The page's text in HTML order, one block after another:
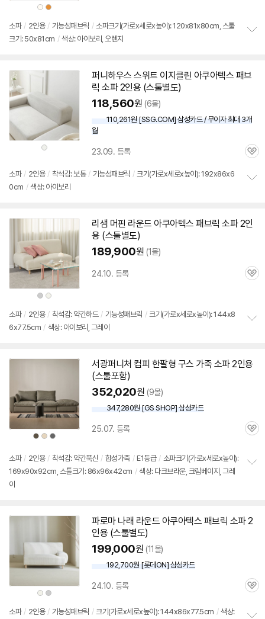
상
품
색
상
상
품
상
소파 / 2인용 / 기능성패브릭 / 소파크기(가로x세로x높이): 120x81x80cm, 스툴
크기: 50x81cm / 색상: 아이보리, 오렌지
상
품
퍼니하우스 스위트 이지클린 아쿠아텍스 패브
릭 소파2인용 (스툴별도)
118,560원 (6몰)
110,261원 [SSG.COM] 삼성카드 / 무이자 최대 3개
월
23.09. 등록
관
소파 / 2인용 / 착석감: 보통 / 기능성패브릭 / 크기(가로x세로x높이): 192x86x6
0cm / 색상: 아이보리
치
상
품
색
상
상
품
상
리샘 머핀 라운드 아쿠아텍스 패브릭 소파2인
용 (스툴별도)
189,900원 (1몰)
24.10. 등록
관
소파 / 2인용 / 착석감: 약간하드 / 기능성패브릭 / 크기(가로x세로x높이): 144x8
6x77.5cm / 색상: 아이보리, 그레이
치
상
품
상
상
품
상
상
품
상
서광퍼니처 컴피 한팔형 구스 가죽 소파2인용
(스툴포함)
352,020원 (9몰)
347,280원 [GS SHOP] 삼성카드
25.07. 등록
관
소파 / 2인용 / 착석감: 약간푹신 / 합성가죽 / E1등급 / 소파크기(가로x세로x높이):
169x90x92cm, 스툴크기: 86x96x42cm / 색상: 다크브라운, 크림베이지, 그레
이
기
상
품
색
상
상
품
상
파로마 나래 라운드 아쿠아텍스 패브릭 소파2
인용 (스툴별도)
199,000원 (11몰)
192,700원 [롯데ON] 삼성카드
24.10. 등록
관
소파 / 2인용 / 기능성패브릭 / 크기(가로x세로x높이): 144x86x77.5cm / 색상: